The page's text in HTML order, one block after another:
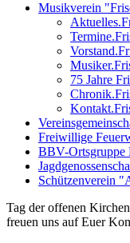
Musikverein
75 Jahre
Freiwillige
BBV-Ortsgruppe
Schützenverein
Tag der offenen
freuen uns auf Euer